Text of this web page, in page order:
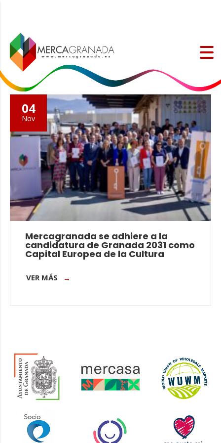
04
Nov
Mercagranada se adhiere a la
candidatura de Granada 2031 como
Capital Europea de la Cultura
VER MÁS